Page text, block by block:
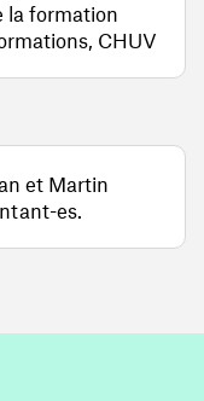
la formation
CHUV
et Martin
es.